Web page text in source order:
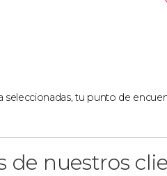
seleccionadas, tu punto de
de nuestros